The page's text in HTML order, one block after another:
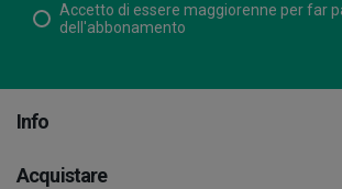
Accetto di essere maggiorenne per far
dell'abbonamento
Info
Acquistare